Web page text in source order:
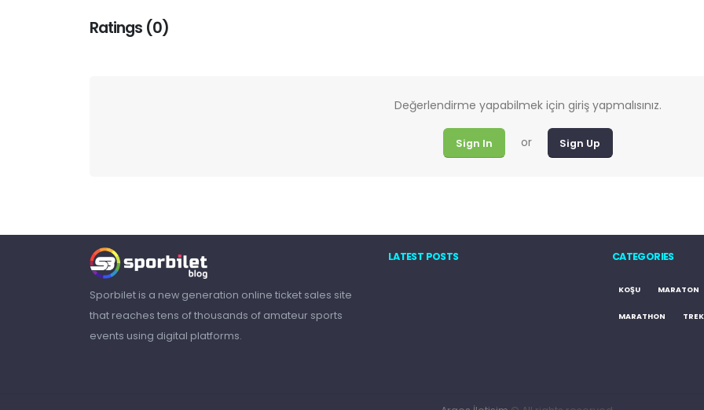
Ratings (0)
Değerlendirme yapabilmek için giriş yapmalısınız.
Sign In or Sign Up
Sporbilet is a new generation online ticket sales site
that reaches tens of thousands of amateur sports
events using digital platforms.
LATEST POSTS CATEGORIES
KOŞU MARATON
MARATHON